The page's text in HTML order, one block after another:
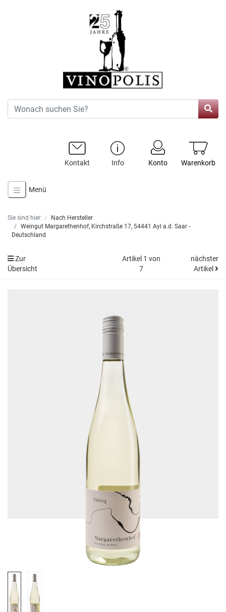
Warenkorb
Konto
Info
Kontakt
Menü
Sie sind hier:
Nach Hersteller
Weingut Margarethenhof, Kirchstraße 17, 54441 Ayl a.d. Saar -
Deutschland
Zur
Übersicht
Artikel 1 von
7
nächster
Artikel